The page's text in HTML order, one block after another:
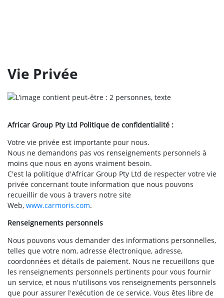
Vie Privée
Africar Group Pty Ltd Politique de confidentialité :
Votre vie privée est importante pour nous.
Nous ne demandons pas vos renseignements personnels à
moins que nous en ayons vraiment besoin.
C'est la politique d'Africar Group Pty Ltd de respecter votre vie
privée concernant toute information que nous pouvons
recueillir de vous à travers notre site
Web, www.carmoris.com.
Renseignements personnels
Nous pouvons vous demander des informations personnelles,
telles que votre nom, adresse électronique, adresse,
coordonnées et détails de paiement. Nous ne recueillons que
les renseignements personnels pertinents pour vous fournir
un service, et nous n'utilisons vos renseignements personnels
que pour assurer l'exécution de ce service. Vous êtes libre de